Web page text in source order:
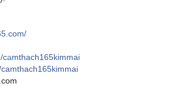
camthach165kimmai